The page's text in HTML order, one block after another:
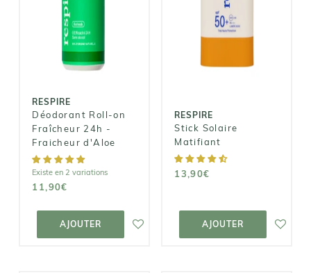
RESPIRE
Déodorant Roll-on
Fraîcheur 24h -
Fraicheur d'Aloe
Existe en 2 variations
11,90€
AJOUTER
Déodorant
Roll-on
Fraîcheur 24h
- Fraicheur
d'Aloe
AJOUTER AU
PANIER
RESPIRE
Stick Solaire
Matifiant
13,90€
AJOUTER
RESPIRE
Stick Solaire
AJOUTER AU
PANIER